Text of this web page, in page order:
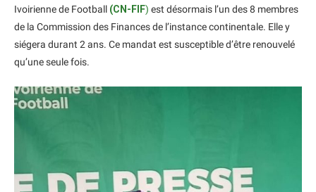
Ivoirienne de Football (CN-FIF) est désormais l’un des 8 membres
de la Commission des Finances de l’instance continentale. Elle y
siégera durant 2 ans. Ce mandat est susceptible d’être renouvelé
qu’une seule fois.